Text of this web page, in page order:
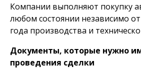
Компании выполняют покупку
любом состоянии независимо
года производства и
Документы, которые нужно
проведения сделки